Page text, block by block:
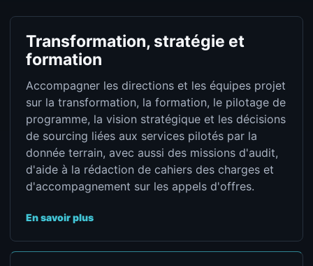
Transformation, stratégie et
formation
Accompagner les directions et les équipes projet
sur la transformation, la formation, le pilotage de
programme, la vision stratégique et les décisions
de sourcing liées aux services pilotés par la
donnée terrain, avec aussi des missions d'audit,
d'aide à la rédaction de cahiers des charges et
d'accompagnement sur les appels d'offres.
En savoir plus